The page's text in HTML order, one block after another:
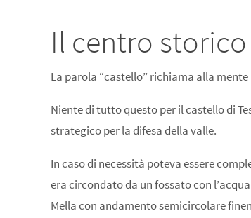
Il centro
La parola “castello” richiama alla
Niente di tutto questo per il castello di
strategico per la difesa della valle.
In caso di necessità poteva essere
era circondato da un fossato con
Mella con andamento semicircolare